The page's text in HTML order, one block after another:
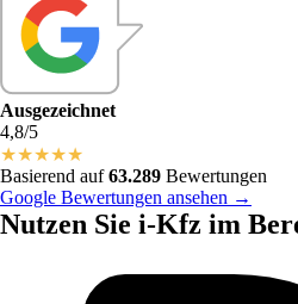
Ausgezeichnet
4,8/5
★★★★★
Basierend auf63.289 Bewertungen
Google Bewertungen ansehen →
Nutzen Sie i-Kfz im